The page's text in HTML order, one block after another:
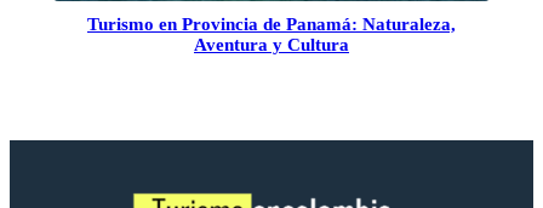
Turismo en Provincia de Panamá: Naturaleza,
Aventura y Cultura